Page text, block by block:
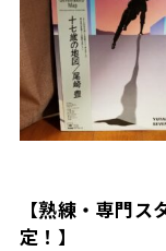
【熟練・専門
定！】